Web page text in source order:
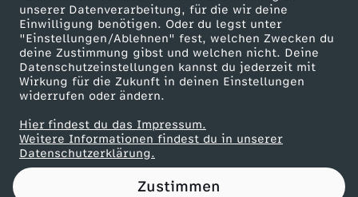
unserer Datenverarbeitung, für die wir deine
Einwilligung benötigen. Oder du legst unter
"Einstellungen/Ablehnen" fest, welchen Zwecken du
deine Zustimmung gibst und welchen nicht. Deine
Datenschutzeinstellungen kannst du jederzeit mit
Wirkung für die Zukunft in deinen Einstellungen
widerrufen oder ändern.
Hier findest du das Impressum.
Weitere Informationen findest du in unserer
Datenschutzerklärung.
Zustimmen
Mainzelmännchen
Partner